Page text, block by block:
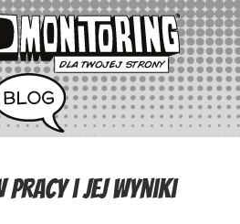
pracy i jej wyniki